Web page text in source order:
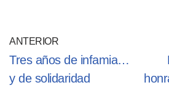
ANTERIOR
Tres años de infamia…
y de solidaridad